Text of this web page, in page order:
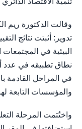
وقالت الدكتورة ريم
تدوير: أثبتت نتائج
البيئية في
نطاق تطبيقه في عدد
في المراحل القادمة
والمؤسسات التابعة
واختُتمت المرحلة